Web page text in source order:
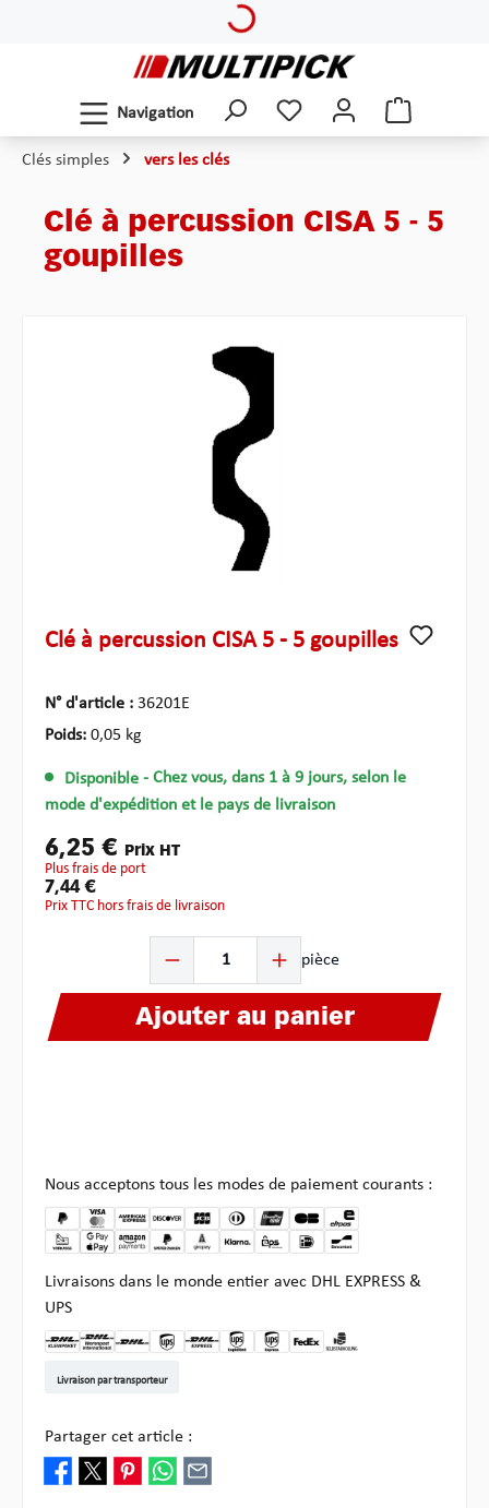
Navigation
Clés simples vers les clés
Clé à percussion CISA 5 - 5
goupilles
Ignorer la galerie d'images
Clé à percussion CISA 5 - 5 goupilles
N° d'article : 36201E
Poids: 0,05 kg
Disponible - Chez vous, dans 1 à 9 jours, selon le
mode d'expédition et le pays de livraison
6,25 € Prix HT
plus frais de port
7,44 €
Prix TTC hors frais de livraison
pièce
Ajouter au panier
Nous acceptons tous les modes de paiement courants :
Livraisons dans le monde entier avec DHL EXPRESS &
UPS
Livraison par transporteur
Partager cet article :